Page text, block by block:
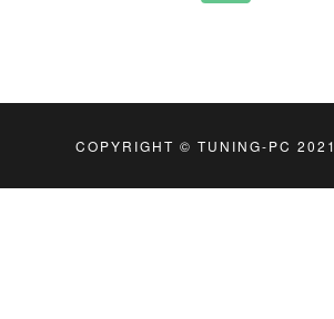
COPYRIGHT © TUNING-PC 2021